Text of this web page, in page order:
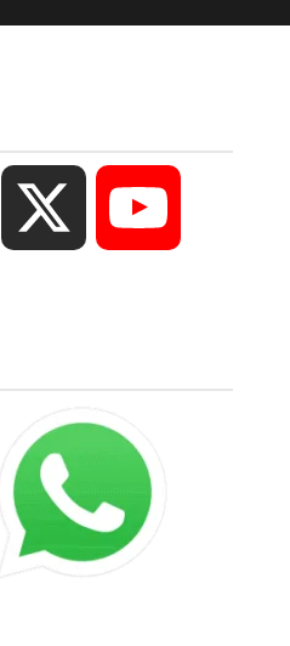
Instagram